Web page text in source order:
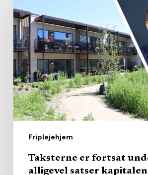
Friplejehjem
er
fortsat
under
pres
–
alligevel
satser
kapitalen
plejehjem
Taksterne er fortsat
alligevel satser kapitalen